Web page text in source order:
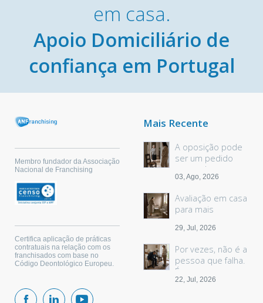
em casa.
Apoio Domiciliário de
confiança em Portugal
Membro fundador da Associação
Nacional de Franchising
Certifica aplicação de práticas
contratuais na relação com os
franchisados com base no
Código Deontológico Europeu.
Mais Recente
A oposição pode
ser um pedido
sem palavras
03, Ago, 2026
Avaliação em casa
para mais
29, Jul, 2026
Por vezes, não é a
pessoa que falha.
É o espaço.
22, Jul, 2026